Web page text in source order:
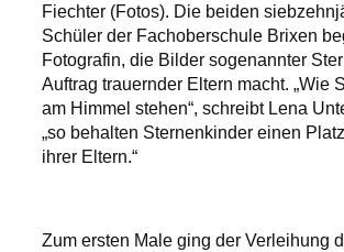
Fiechter (Fotos). Die beiden
Schüler der Fachoberschule Brixen
Fotografin, die Bilder sogenannter
Auftrag trauernder Eltern macht. „Wie
am Himmel stehen“, schreibt Lena
„so behalten Sternenkinder einen
ihrer Eltern.“
Zum ersten Male ging der Verleihung